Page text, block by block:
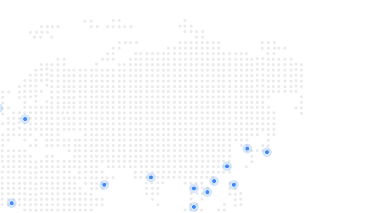
菲律宾（马尼拉）
泰国（曼谷）
印度尼西亚（雅加达）